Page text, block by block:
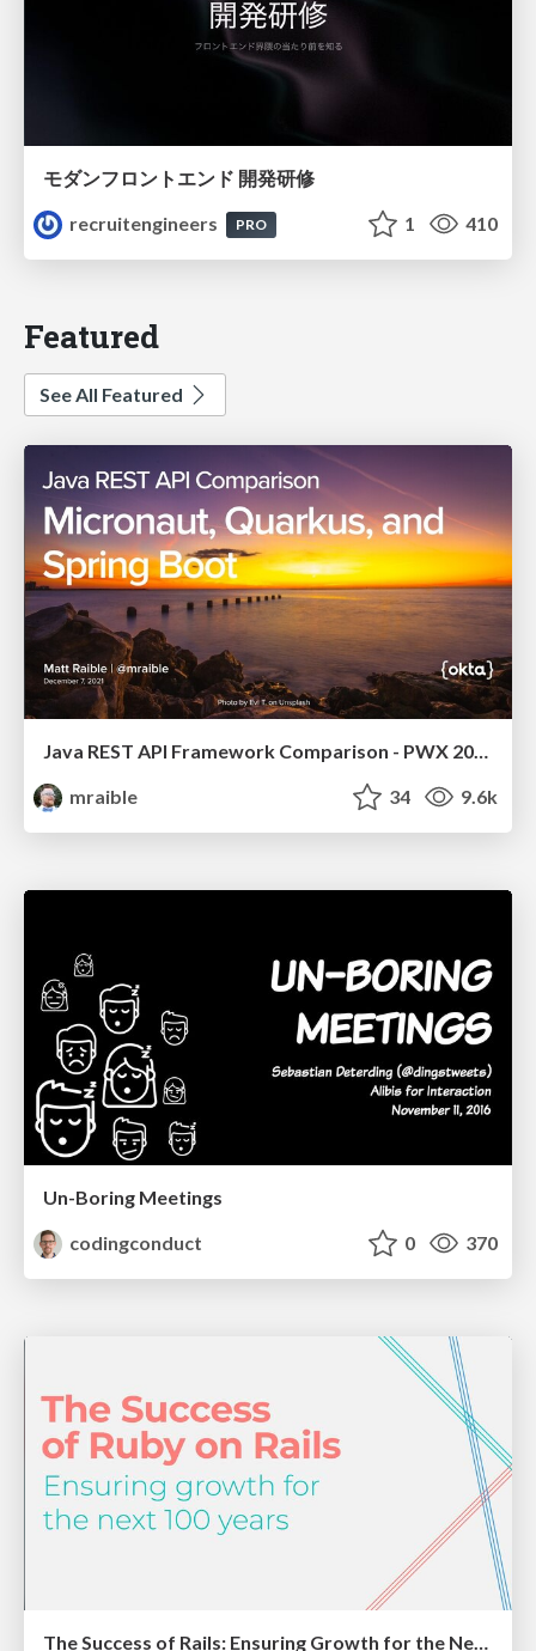
モダンフロントエンド 開発研修
recruitengineers
PRO 1 410
Featured
See All Featured
Java REST API Framework Comparison - PWX 2021
mraible
34 9.6k
Un-Boring Meetings
codingconduct
0 370
The Success of Rails: Ensuring Growth for the Next 100 Years